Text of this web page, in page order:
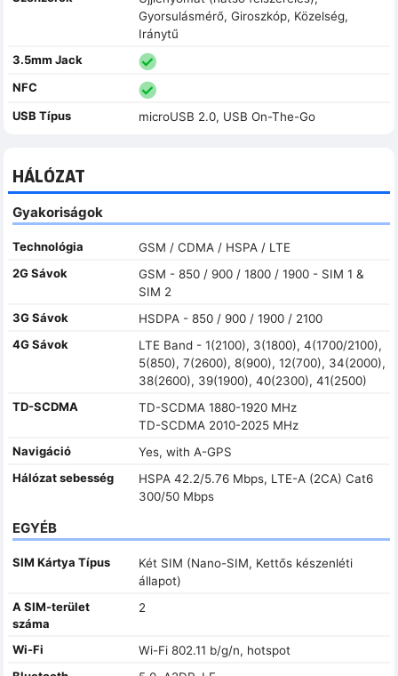
Gyorsulásmérő, Giroszkóp, Közelség,
Iránytű
3.5mm Jack
NFC
USB Típus
microUSB 2.0, USB On-The-Go
HÁLÓZAT
Gyakoriságok
Technológia
GSM / CDMA / HSPA / LTE
2G Sávok
GSM - 850 / 900 / 1800 / 1900 - SIM 1 &
SIM 2
3G Sávok
HSDPA - 850 / 900 / 1900 / 2100
4G Sávok
LTE Band - 1(2100), 3(1800), 4(1700/2100),
5(850), 7(2600), 8(900), 12(700), 34(2000),
38(2600), 39(1900), 40(2300), 41(2500)
TD-SCDMA
TD-SCDMA 1880-1920 MHz
TD-SCDMA 2010-2025 MHz
Navigáció
Yes, with A-GPS
Hálózat sebesség
HSPA 42.2/5.76 Mbps, LTE-A (2CA) Cat6
300/50 Mbps
EGYÉB
SIM Kártya Típus
Két SIM (Nano-SIM, Kettős készenléti
állapot)
A SIM-terület
száma
2
Wi-Fi
Wi-Fi 802.11 b/g/n, hotspot